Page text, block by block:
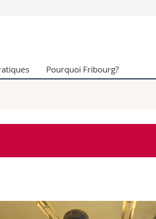
économiques et sociales et management
sciences humaines
Pourquoi Fribourg?